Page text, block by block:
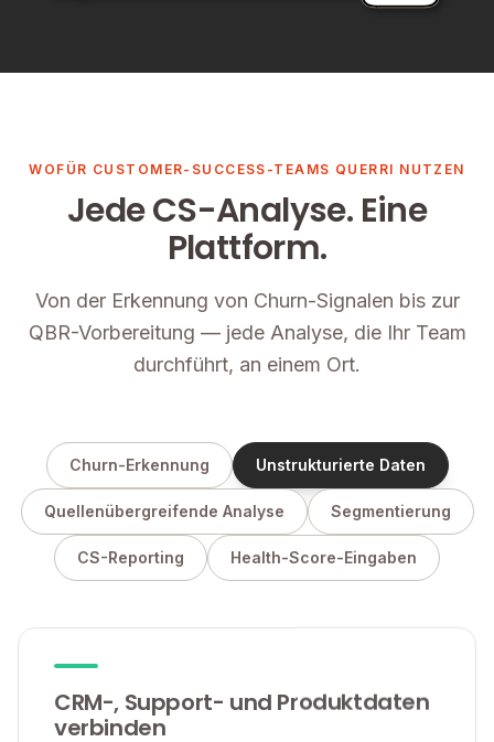
WOFÜR CUSTOMER-SUCCESS-TEAMS QUERRI NUTZEN
Jede CS-Analyse. Eine
Plattform.
Von der Erkennung von Churn-Signalen bis zur
QBR-Vorbereitung — jede Analyse, die Ihr Team
durchführt, an einem Ort.
Churn-Erkennung Unstrukturierte Daten
Quellenübergreifende Analyse Segmentierung
CS-Reporting Health-Score-Eingaben
CRM-, Support- und Produktdaten
verbinden